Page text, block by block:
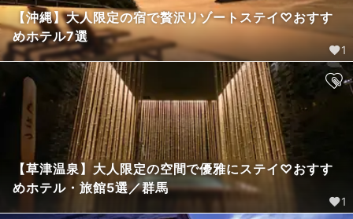
【沖縄】大人限定の宿で贅沢リゾートステイ♡おすす
めホテル7選
1
【草津温泉】大人限定の空間で優雅にステイ♡おすす
めホテル・旅館5選／群馬
1